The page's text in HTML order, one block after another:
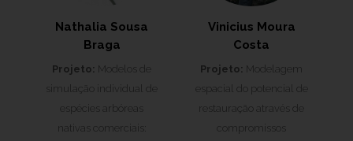
Nathalia Sousa
Braga
Projeto: Modelos de
simulação individual de
espécies arbóreas
nativas comerciais:
Vinicius Moura
Costa
Projeto: Modelagem
espacial do potencial de
restauração através de
compromissos